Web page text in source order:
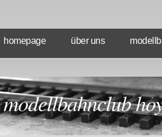
homepage über uns
modellbahnclub